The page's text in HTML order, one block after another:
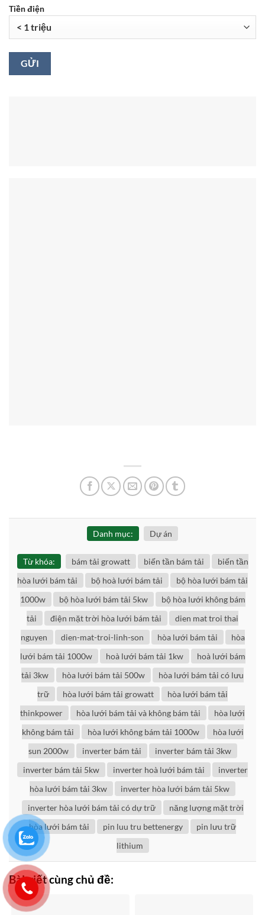
Tiền điện
Danh mục: Dự án
Từ khóa: bám tải growatt biến tần bám tải
biến tần
hòa lưới bám tải
bộ hoà lưới bám tải
bộ hòa lưới bám tải
1000w
bộ hòa lưới bám tải 5kw
bộ hòa lưới không bám
tải
điện mặt trời hòa lưới bám tải
dien mat troi thai
nguyen
dien-mat-troi-linh-son hòa lưới bám tải
hòa
lưới bám tải 1000w
hoà lưới bám tải 1kw
hoà lưới bám
tải 3kw
hòa lưới bám tải 500w
hòa lưới bám tải có lưu
trữ
hòa lưới bám tải growatt
hòa lưới bám tải
thinkpower
hòa lưới bám tải và không bám tải
hòa lưới
không bám tải
hòa lưới không bám tải 1000w
hòa lưới
sun 2000w
inverter bám tải
inverter bám tải 3kw
inverter bám tải 5kw
inverter hoà lưới bám tải
inverter
hòa lưới bám tải 3kw
inverter hòa lưới bám tải 5kw
inverter hòa lưới bám tải có dự trữ
năng lượng mặt trời
hòa lưới bám tải
pin luu tru bettenergy
pin lưu trữ
lithium
Bài viết cùng chủ đề: